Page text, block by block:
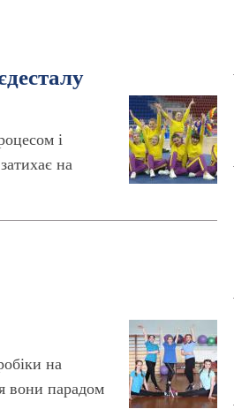
і
на
на
вони парадом